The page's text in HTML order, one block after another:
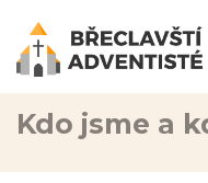
Kdo jsme a